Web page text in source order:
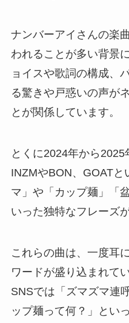
ナンバーアイさんの楽
われることが多い背景
ョイスや歌詞の構成、
る驚きや戸惑いの声が
とが関係しています。
とくに2024年から
INZMやBON、GOAT
マ」や「カップ麺」「
いった独特なフレーズ
これらの曲は、一度耳
ワードが盛り込まれて
SNSでは「ズマズマ連
ップ麺って何？」とい